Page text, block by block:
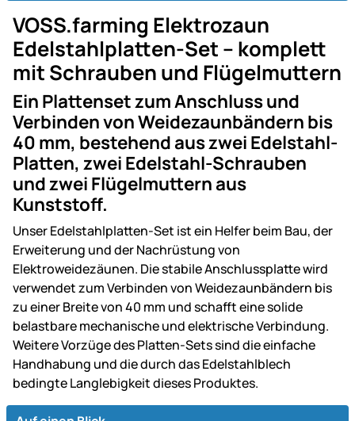
VOSS.farming Elektrozaun
Edelstahlplatten-Set – komplett
mit Schrauben und Flügelmuttern
Ein Plattenset zum Anschluss und
Verbinden von Weidezaunbändern bis
40 mm, bestehend aus zwei Edelstahl-
Platten, zwei Edelstahl-Schrauben
und zwei Flügelmuttern aus
Kunststoff.
Unser Edelstahlplatten-Set ist ein Helfer beim Bau, der
Erweiterung und der Nachrüstung von
Elektroweidezäunen. Die stabile Anschlussplatte wird
verwendet zum Verbinden von Weidezaunbändern bis
zu einer Breite von 40 mm und schafft eine solide
belastbare mechanische und elektrische Verbindung.
Weitere Vorzüge des Platten-Sets sind die einfache
Handhabung und die durch das Edelstahlblech
bedingte Langlebigkeit dieses Produktes.